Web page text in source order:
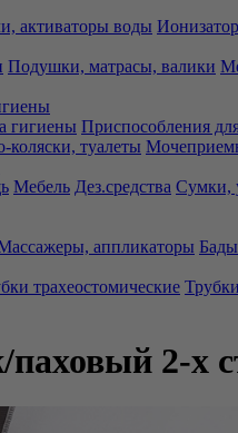
активаторы воды
Подушки, матрасы, валики
гигиены Приспособления
коляски, туалеты
Мебель Дез.средства Сумки,
аппликаторы Бады
трахеостомические
2-х